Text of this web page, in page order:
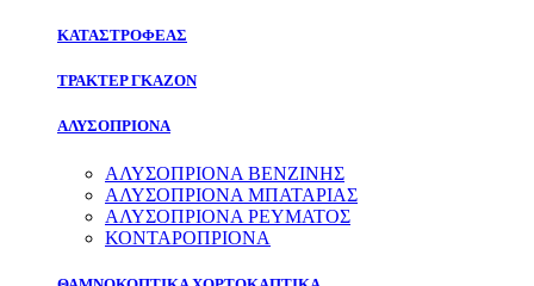
ΚΑΤΑΣΤΡΟΦΕΑΣ
ΤΡΑΚΤΕΡ ΓΚΑΖΟΝ
ΑΛΥΣΟΠΡΙΟΝΑ
ΑΛΥΣΟΠΡΙΟΝΑ ΒΕΝΖΙΝΗΣ
ΑΛΥΣΟΠΡΙΟΝΑ ΜΠΑΤΑΡΙΑΣ
ΑΛΥΣΟΠΡΙΟΝΑ ΡΕΥΜΑΤΟΣ
ΚΟΝΤΑΡΟΠΡΙΟΝΑ